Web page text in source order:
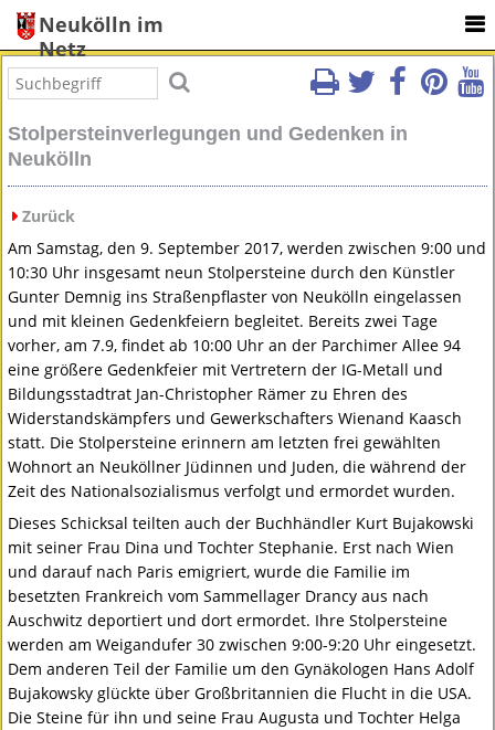
Neukölln im
Netz
Stolpersteinverlegungen und Gedenken in
Neukölln
Zurück
Am Samstag, den 9. September 2017, werden zwischen 9:00 und
10:30 Uhr insgesamt neun Stolpersteine durch den Künstler
Gunter Demnig ins Straßenpflaster von Neukölln eingelassen
und mit kleinen Gedenkfeiern begleitet. Bereits zwei Tage
vorher, am 7.9, findet ab 10:00 Uhr an der Parchimer Allee 94
eine größere Gedenkfeier mit Vertretern der IG-Metall und
Bildungsstadtrat Jan-Christopher Rämer zu Ehren des
Widerstandskämpfers und Gewerkschafters Wienand Kaasch
statt. Die Stolpersteine erinnern am letzten frei gewählten
Wohnort an Neuköllner Jüdinnen und Juden, die während der
Zeit des Nationalsozialismus verfolgt und ermordet wurden.
Dieses Schicksal teilten auch der Buchhändler Kurt Bujakowski
mit seiner Frau Dina und Tochter Stephanie. Erst nach Wien
und darauf nach Paris emigriert, wurde die Familie im
besetzten Frankreich vom Sammellager Drancy aus nach
Auschwitz deportiert und dort ermordet. Ihre Stolpersteine
werden am Weigandufer 30 zwischen 9:00-9:20 Uhr eingesetzt.
Dem anderen Teil der Familie um den Gynäkologen Hans Adolf
Bujakowsky glückte über Großbritannien die Flucht in die USA.
Die Steine für ihn und seine Frau Augusta und Tochter Helga